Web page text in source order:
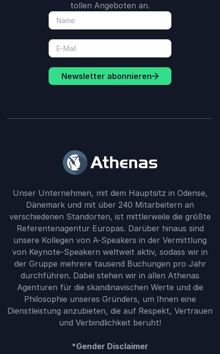
tollen Angeboten an.
Newsletter abonnieren
Unser Unternehmen, mit dem Hauptsitz in Odense,
Dänemark und mit über 240 Mitarbeitern an
verschiedenen Standorten, ist mittlerweile die größte
Referentenagentur Europas. Darüber hinaus sind
unsere Kollegen von A-Speakers in der Vermittlung
von Keynote-Speakern weltweit aktiv, sodass wir in
der Gruppe mehrere tausend Buchungen pro Jahr
durchführen. Dabei stehen wir in allen Athenas
Agenturen für die skandinavischen Werte und die
Philosophie unseres Gründers, um Ihnen eine
Dienstleistung anzubieten, die auf Respekt, Vertrauen
und Verbindlichkeit beruht!
*Gender Disclaimer